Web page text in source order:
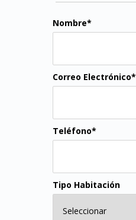
Nombre*
Correo Electrónico*
Teléfono*
Tipo Habitación